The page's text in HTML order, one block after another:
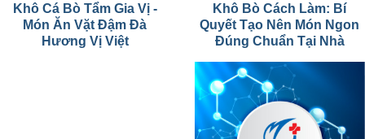
Khô Cá Bò Tẩm Gia Vị -
Món Ăn Vặt Đậm Đà
Hương Vị Việt
Khô Bò Cách Làm: Bí
Quyết Tạo Nên Món Ngon
Đúng Chuẩn Tại Nhà